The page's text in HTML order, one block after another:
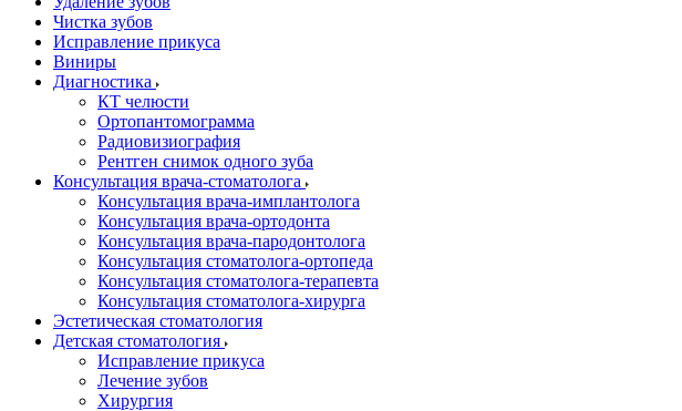
Чистка зубов
Исправление прикуса
Виниры
Диагностика
КТ челюсти
Ортопантомограмма
Радиовизиография
Рентген снимок одного зуба
Консультация врача-стоматолога
Консультация врача-имплантолога
Консультация врача-ортодонта
Консультация врача-пародонтолога
Консультация стоматолога-ортопеда
Консультация стоматолога-терапевта
Консультация стоматолога-хирурга
Эстетическая стоматология
Детская стоматология
Исправление прикуса
Лечение зубов
Хирургия